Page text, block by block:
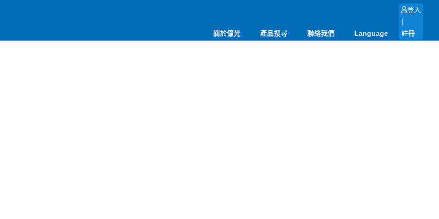
關於億光 產品搜尋 聯絡我們 Language
登入
|
註冊